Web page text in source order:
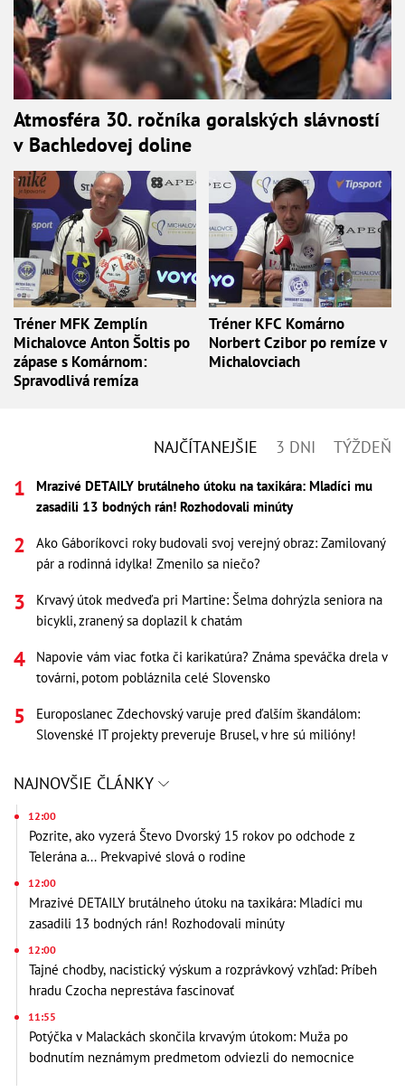
Atmosféra 30. ročníka goralských slávností
v Bachledovej doline
Tréner MFK Zemplín
Michalovce Anton Šoltis po
zápase s Komárnom:
Spravodlivá remíza
Tréner KFC Komárno
Norbert Czibor po remíze v
Michalovciach
NAJČÍTANEJŠIE 3 DNI TÝŽDEŇ
Mrazivé DETAILY brutálneho útoku na taxikára: Mladíci mu
zasadili 13 bodných rán! Rozhodovali minúty
Ako Gáboríkovci roky budovali svoj verejný obraz: Zamilovaný
pár a rodinná idylka! Zmenilo sa niečo?
Krvavý útok medveďa pri Martine: Šelma dohrýzla seniora na
bicykli, zranený sa doplazil k chatám
Napovie vám viac fotka či karikatúra? Známa speváčka drela v
továrni, potom pobláznila celé Slovensko
Europoslanec Zdechovský varuje pred ďalším škandálom:
Slovenské IT projekty preveruje Brusel, v hre sú milióny!
NAJNOVŠIE ČLÁNKY
12:00
Pozrite, ako vyzerá Števo Dvorský 15 rokov po odchode z
Telerána a... Prekvapivé slová o rodine
12:00
Mrazivé DETAILY brutálneho útoku na taxikára: Mladíci mu
zasadili 13 bodných rán! Rozhodovali minúty
12:00
Tajné chodby, nacistický výskum a rozprávkový vzhľad: Príbeh
hradu Czocha neprestáva fascinovať
11:55
Potýčka v Malackách skončila krvavým útokom: Muža po
bodnutím neznámym predmetom odviezli do nemocnice